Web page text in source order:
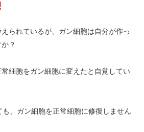
られているが、ガン細胞は自分が作っ
？
細胞をガン細胞に変えたと自覚してい
、ガン細胞を正常細胞に修復しません